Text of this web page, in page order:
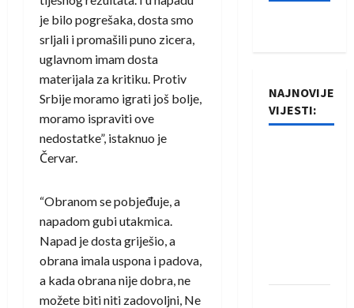
je bilo pogrešaka, dosta smo
srljali i promašili puno zicera,
uglavnom imam dosta
materijala za kritiku. Protiv
Srbije moramo igrati još bolje,
moramo ispraviti ove
nedostatke”, istaknuo je
Červar.
“Obranom se pobjeđuje, a
napadom gubi utakmica.
Napad je dosta griješio, a
obrana imala uspona i padova,
a kada obrana nije dobra, ne
možete biti niti zadovoljni, Ne
NAJNOVIJE
VIJESTI: